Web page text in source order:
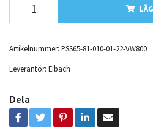
Artikelnummer: PSS65-81-010-01-22-VW800
Leverantör: Eibach
Dela